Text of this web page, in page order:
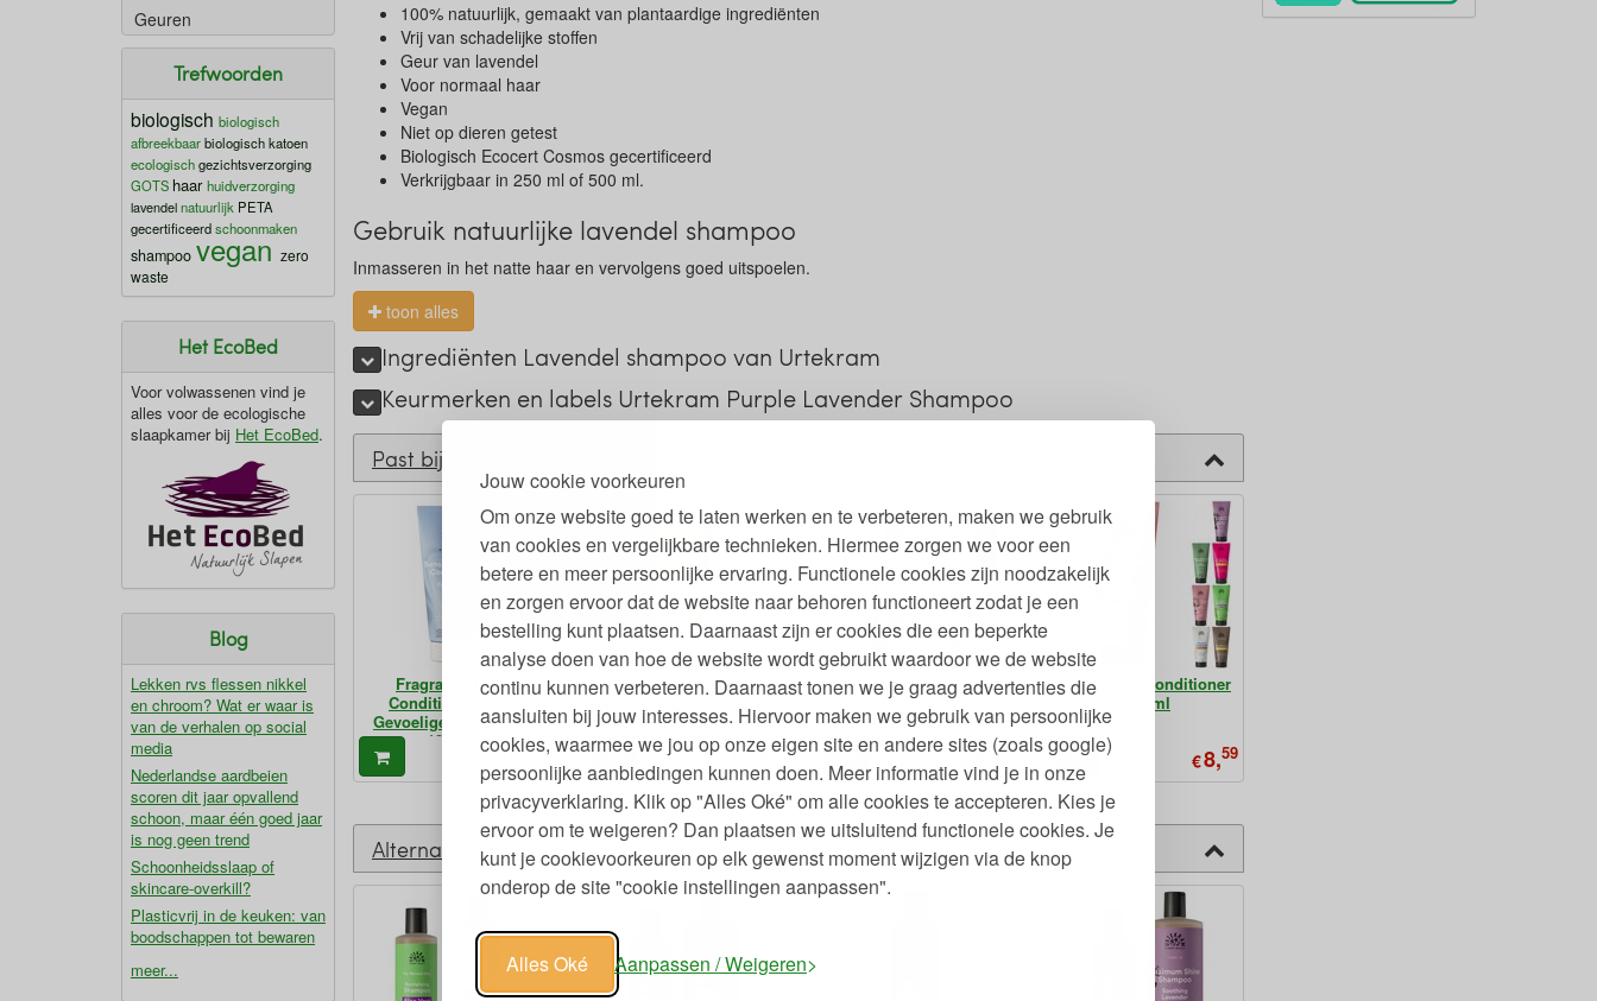
Jouw cookie voorkeuren
Om onze website goed te laten werken en te verbeteren, maken we gebruik
van cookies en vergelijkbare technieken. Hiermee zorgen we voor een
betere en meer persoonlijke ervaring. Functionele cookies zijn noodzakelijk
en zorgen ervoor dat de website naar behoren functioneert zodat je een
bestelling kunt plaatsen. Daarnaast zijn er cookies die een beperkte
analyse doen van hoe de website wordt gebruikt waardoor we de website
continu kunnen verbeteren. Daarnaast tonen we je graag advertenties die
aansluiten bij jouw interesses. Hiervoor maken we gebruik van persoonlijke
cookies, waarmee we jou op onze eigen site en andere sites (zoals google)
persoonlijke aanbiedingen kunnen doen. Meer informatie vind je in onze
privacyverklaring. Klik op "Alles Oké" om alle cookies te accepteren. Kies je
ervoor om te weigeren? Dan plaatsen we uitsluitend functionele cookies. Je
kunt je cookievoorkeuren op elk gewenst moment wijzigen via de knop
onderop de site "cookie instellingen aanpassen".
Alles Oké Aanpassen / Weigeren
Geuren
Trefwoorden
biologisch biologisch
afbreekbaarbiologisch katoen
ecologischgezichtsverzorging
GOTS haar huidverzorging
lavendelnatuurlijk PETA
gecertificeerdschoonmaken
shampoo vegan zero
waste
Het EcoBed
Voor volwassenen vind je
alles voor de ecologische
slaapkamer bij Het EcoBed.
Blog
Lekken rvs flessen nikkel
en chroom? Wat er waar is
van de verhalen op social
media
Nederlandse aardbeien
scoren dit jaar opvallend
schoon, maar één goed jaar
is nog geen trend
Schoonheidsslaap of
skincare-overkill?
Plasticvrij in de keuken: van
boodschappen tot bewaren
meer...
100% natuurlijk, gemaakt van plantaardige ingrediënten
Vrij van schadelijke stoffen
Geur van lavendel
Voor normaal haar
Vegan
Niet op dieren getest
Biologisch Ecocert Cosmos gecertificeerd
Verkrijgbaar in 250 ml of 500 ml.
Gebruik natuurlijke lavendel shampoo
Inmasseren in het natte haar en vervolgens goed uitspoelen.
toon alles
Ingrediënten Lavendel shampoo van Urtekram
Keurmerken en labels Urtekram Purple Lavender Shampoo
Past bij
Fragrance Free
Conditioner voor
Gevoelige Hoofdhuid
180 ml
€10,09
Haver Herstellende
Conditioner Beschadigd
Haar 200 ml
49 € 11,24
Leave in Conditioner
Spray 250 ml
€ 8, 59
Natuurlijke Conditioner
180 ml
€8,59
Alternatieven